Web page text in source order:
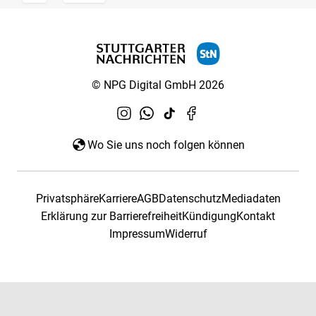
© NPG Digital GmbH 2026
Wo Sie uns noch folgen können
PrivatsphäreKarriereAGBDatenschutzMediadaten
Erklärung zur BarrierefreiheitKündigungKontakt
ImpressumWiderruf